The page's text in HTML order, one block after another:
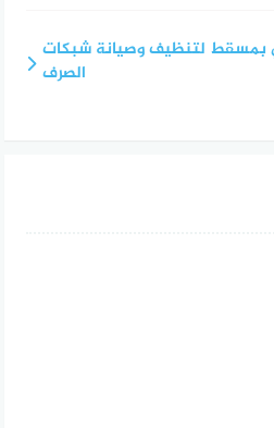
بمسقط لتنظيف وصيانة شبكات
الصرف